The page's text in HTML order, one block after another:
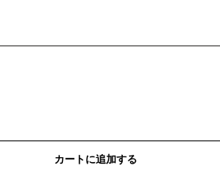
カートに追加する